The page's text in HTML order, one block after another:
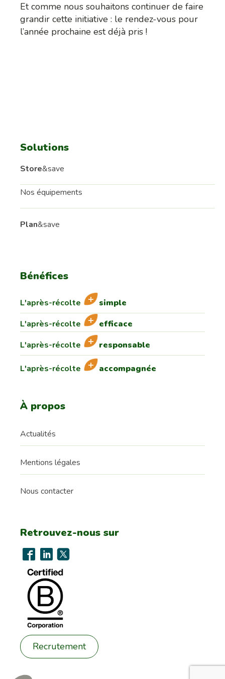
Et comme nous souhaitons continuer de faire
grandir cette initiative : le rendez-vous pour
l’année prochaine est déjà pris !
Solutions
Store&save
Nos équipements
Plan&save
Bénéfices
L'après-récolte
simple
L'après-récolte
efficace
L'après-récolte
responsable
L'après-récolte accompagnée
À propos
Actualités
Mentions légales
Nous contacter
Retrouvez-nous sur
Recrutement